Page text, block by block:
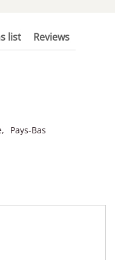
list Reviews
Pays-Bas